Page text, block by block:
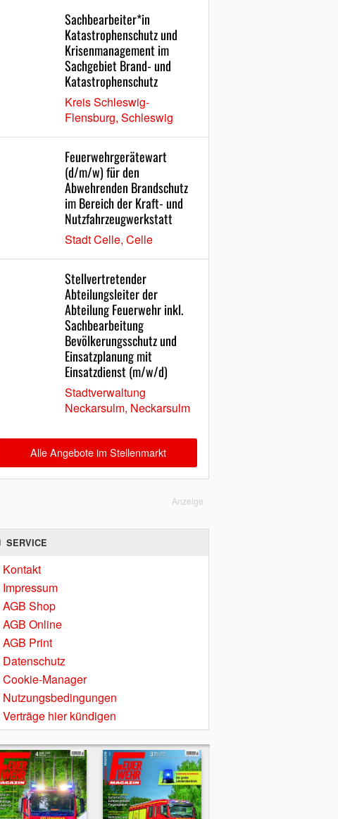
Sachbearbeiter*in
Katastrophenschutz und
Krisenmanagement im
Sachgebiet Brand- und
Katastrophenschutz
Kreis Schleswig-
Flensburg, Schleswig
Feuerwehrgerätewart
(d/m/w) für den
Abwehrenden Brandschutz
im Bereich der Kraft- und
Nutzfahrzeugwerkstatt
Stadt Celle, Celle
Stellvertretender
Abteilungsleiter der
Abteilung Feuerwehr inkl.
Sachbearbeitung
Bevölkerungsschutz und
Einsatzplanung mit
Einsatzdienst (m/w/d)
Stadtverwaltung
Neckarsulm, Neckarsulm
Alle Angebote im Stellenmarkt
Anzeige
SERVICE
Kontakt
Impressum
AGB Shop
AGB Online
AGB Print
Datenschutz
Cookie-Manager
Nutzungsbedingungen
Verträge hier kündigen